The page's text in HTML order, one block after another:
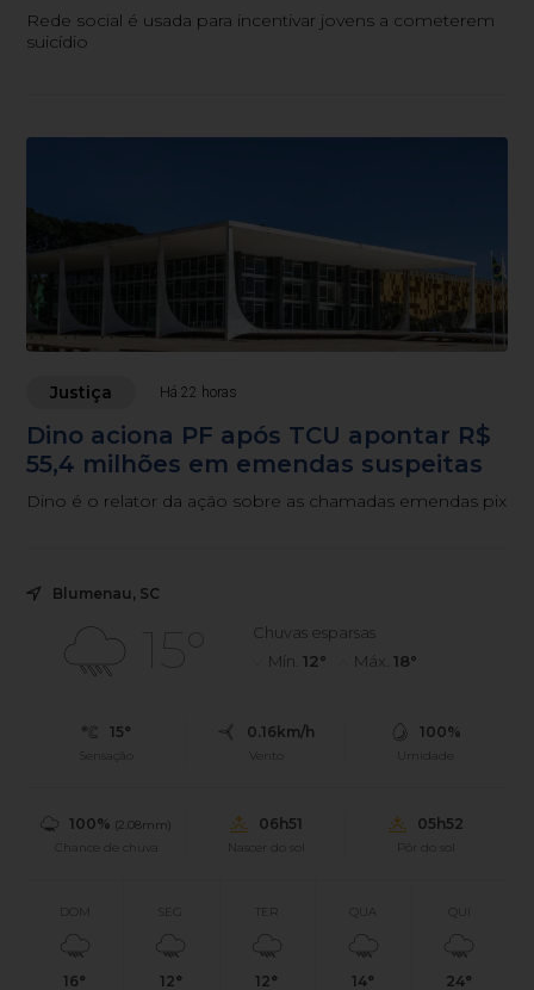
Rede social é usada para incentivar jovens a cometerem
suicídio
Justiça Há 22 horas
Dino aciona PF após TCU apontar R$
55,4 milhões em emendas suspeitas
Dino é o relator da ação sobre as chamadas emendas pix
Blumenau, SC
15°
Chuvas esparsas
Mín. 12° Máx. 18°
15°
Sensação
0.16km/h
Vento
100%
Umidade
100% (2.08mm)
Chance de chuva
06h51
Nascer do sol
05h52
Pôr do sol
DOM
16°
SEG
12°
TER
12°
QUA
14° 24°